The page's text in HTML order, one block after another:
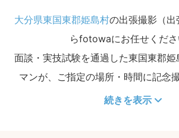
大分県東国東郡姫島村の出張撮影（
らfotowaにお任せくださ
面談・実技試験を通過した東国東郡姫
マンが、ご指定の場所・時間に記念
続きを表示